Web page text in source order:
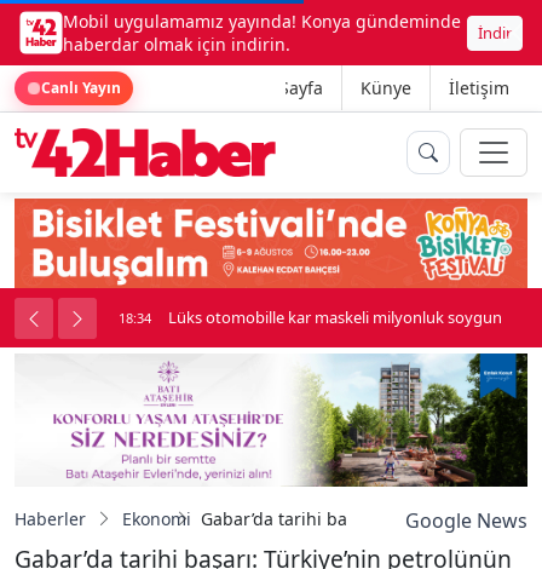
Mobil uygulamamız yayında! Konya gündeminde
haberdar olmak için indirin.
İndir
Canlı Yayın Ana Sayfa Künye İletişim
kavga çıktı 18:34 Lüks otomobille kar maskeli milyonluk soygun
Haberler Ekonomi Gabar’da tarihi başarı: Türkiye’nin
Google News
Gabar’da tarihi başarı: Türkiye’nin petrolünün